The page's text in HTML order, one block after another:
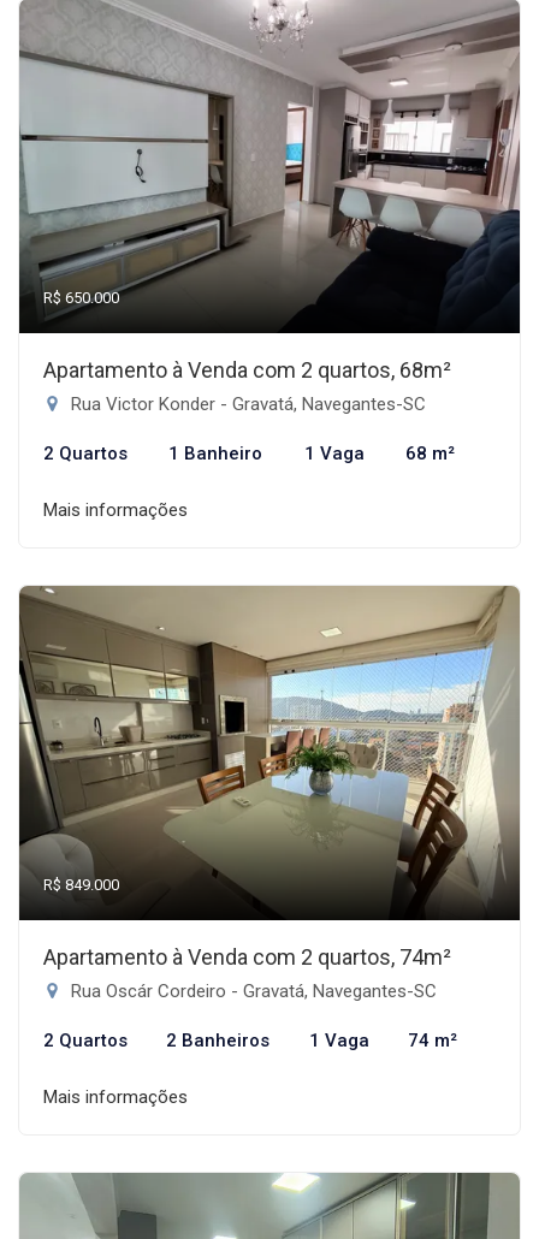
R$ 650.000
Apartamento à Venda com 2 quartos, 68m²
Rua Victor Konder - Gravatá, Navegantes-SC
2 Quartos 1 Banheiro 1 Vaga 68 m²
Mais informações
R$ 849.000
Apartamento à Venda com 2 quartos, 74m²
Rua Oscár Cordeiro - Gravatá, Navegantes-SC
2 Quartos 2 Banheiros 1 Vaga 74 m²
Mais informações